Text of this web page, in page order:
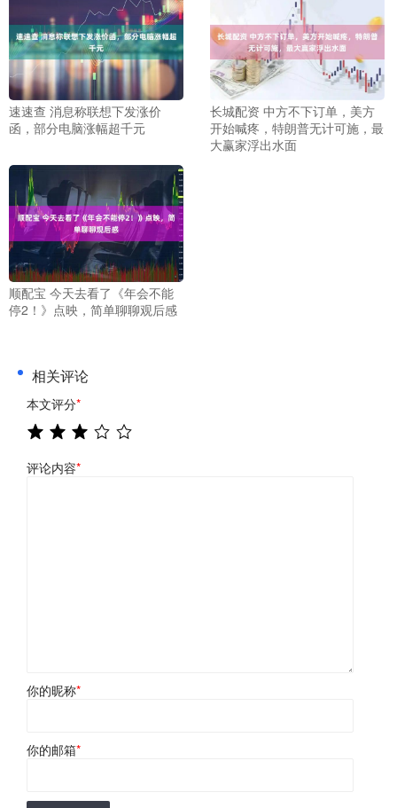
速速查 消息称联想下发涨价
函，部分电脑涨幅超千元
长城配资 中方不下订单，美方
开始喊疼，特朗普无计可施，最
大赢家浮出水面
顺配宝 今天去看了《年会不能
停2！》点映，简单聊聊观后感
相关评论
本文评分*
评论内容*
你的昵称*
你的邮箱*